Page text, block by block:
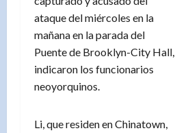
ataque del miércoles en la
mañana en la parada del
Puente de Brooklyn-City Hall,
indicaron los funcionarios
neoyorquinos.
Li, que residen en Chinatown,